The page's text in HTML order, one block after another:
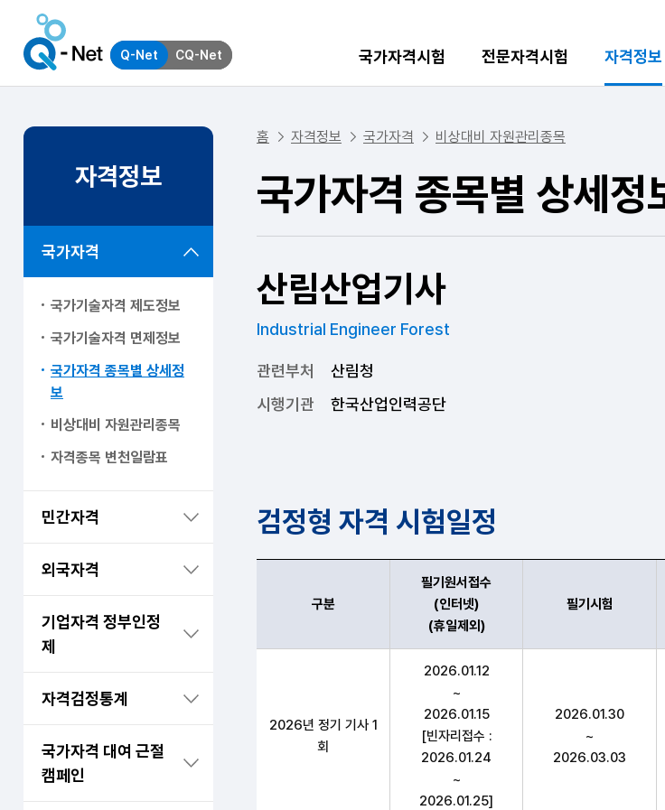
Q-Net CQ-Net 국가자격시험 전문자격시험 자격정보
자격정보
국가자격
국가기술자격 제도정보
국가기술자격 면제정보
국가자격 종목별 상세정
보
비상대비 자원관리종목
자격종목 변천일람표
민간자격
외국자격
기업자격 정부인정
제
자격검정통계
국가자격 대여 근절
캠페인
홈 자격정보 국가자격 비상대비 자원관리종목
국가자격 종목별 상세정
산림산업기사
Industrial Engineer Forest
관련부처
산림청
시행기관
한국산업인력공단
검정형 자격 시험일정
산림산업기사 구분,필기원서접수(인터넷)(휴일제외),필기시
구분
필기원서접수
(인터넷)
(휴일제외)
필기시험
2026년 정기 기사 1
회
2026.01.12
~
2026.01.15
[빈자리접수 :
2026.01.24
~
2026.01.25]
2026.01.30
~
2026.03.03